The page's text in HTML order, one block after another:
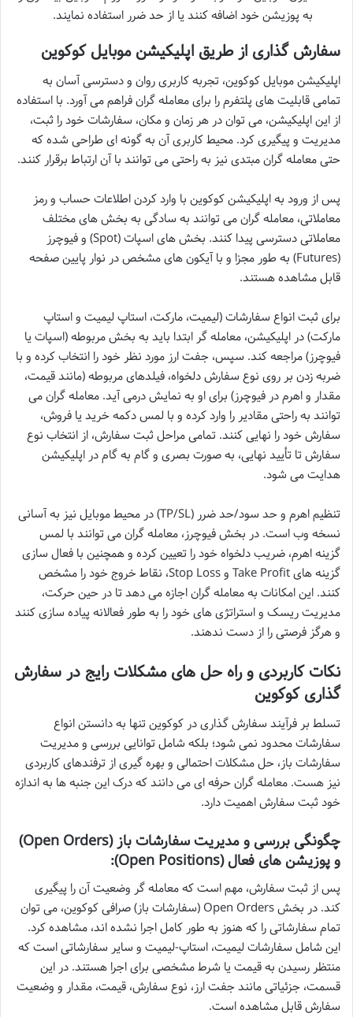
به پوزیشن خود اضافه کنند یا از حد ضرر استفاده نمایند.
سفارش گذاری از طریق اپلیکیشن موبایل کوکوین
اپلیکیشن موبایل کوکوین، تجربه کاربری روان و دسترسی آسان به
تمامی قابلیت های پلتفرم را برای معامله گران فراهم می آورد. با استفاده
از این اپلیکیشن، می توان در هر زمان و مکان، سفارشات خود را ثبت،
مدیریت و پیگیری کرد. محیط کاربری آن به گونه ای طراحی شده که
حتی معامله گران مبتدی نیز به راحتی می توانند با آن ارتباط برقرار کنند.
پس از ورود به اپلیکیشن کوکوین با وارد کردن اطلاعات حساب و رمز
معاملاتی، معامله گران می توانند به سادگی به بخش های مختلف
معاملاتی دسترسی پیدا کنند. بخش های اسپات (Spot) و فیوچرز
(Futures) به طور مجزا و با آیکون های مشخص در نوار پایین صفحه
قابل مشاهده هستند.
برای ثبت انواع سفارشات (لیمیت، مارکت، استاپ لیمیت و استاپ
مارکت) در اپلیکیشن، معامله گر ابتدا باید به بخش مربوطه (اسپات یا
فیوچرز) مراجعه کند. سپس، جفت ارز مورد نظر خود را انتخاب کرده و با
ضربه زدن بر روی نوع سفارش دلخواه، فیلدهای مربوطه (مانند قیمت،
مقدار و اهرم در فیوچرز) برای او به نمایش درمی آید. معامله گران می
توانند به راحتی مقادیر را وارد کرده و با لمس دکمه خرید یا فروش،
سفارش خود را نهایی کنند. تمامی مراحل ثبت سفارش، از انتخاب نوع
سفارش تا تأیید نهایی، به صورت بصری و گام به گام در اپلیکیشن
هدایت می شود.
تنظیم اهرم و حد سود/حد ضرر (TP/SL) در محیط موبایل نیز به آسانی
نسخه وب است. در بخش فیوچرز، معامله گران می توانند با لمس
گزینه اهرم، ضریب دلخواه خود را تعیین کرده و همچنین با فعال سازی
گزینه های Take Profit و Stop Loss، نقاط خروج خود را مشخص
کنند. این امکانات به معامله گران اجازه می دهد تا در حین حرکت،
مدیریت ریسک و استراتژی های خود را به طور فعالانه پیاده سازی کنند
و هرگز فرصتی را از دست ندهند.
نکات کاربردی و راه حل های مشکلات رایج در سفارش
گذاری کوکوین
تسلط بر فرآیند سفارش گذاری در کوکوین تنها به دانستن انواع
سفارشات محدود نمی شود؛ بلکه شامل توانایی بررسی و مدیریت
سفارشات باز، حل مشکلات احتمالی و بهره گیری از ترفندهای کاربردی
نیز هست. معامله گران حرفه ای می دانند که درک این جنبه ها به اندازه
خود ثبت سفارش اهمیت دارد.
چگونگی بررسی و مدیریت سفارشات باز (Open Orders)
و پوزیشن های فعال (Open Positions):
پس از ثبت سفارش، مهم است که معامله گر وضعیت آن را پیگیری
کند. در بخش Open Orders (سفارشات باز) صرافی کوکوین، می توان
تمام سفارشاتی را که هنوز به طور کامل اجرا نشده اند، مشاهده کرد.
این شامل سفارشات لیمیت، استاپ-لیمیت و سایر سفارشاتی است که
منتظر رسیدن به قیمت یا شرط مشخصی برای اجرا هستند. در این
قسمت، جزئیاتی مانند جفت ارز، نوع سفارش، قیمت، مقدار و وضعیت
سفارش قابل مشاهده است.